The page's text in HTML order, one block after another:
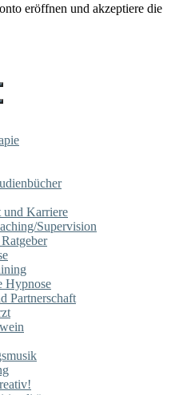
eröffnen und akzeptiere die
und Karriere
Supervision
Hypnose
Partnerschaft